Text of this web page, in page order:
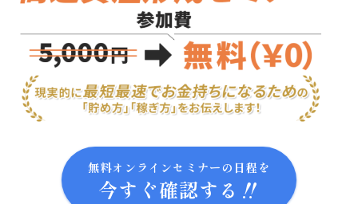
無料オンラインセミナーの日程を
今すぐ確認する‼